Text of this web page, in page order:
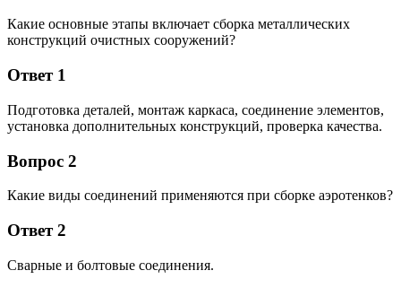
Какие основные этапы включает сборка металлических
конструкций очистных сооружений?
Ответ 1
Подготовка деталей, монтаж каркаса, соединение элементов,
установка дополнительных конструкций, проверка качества.
Вопрос 2
Какие виды соединений применяются при сборке аэротенков?
Ответ 2
Сварные и болтовые соединения.